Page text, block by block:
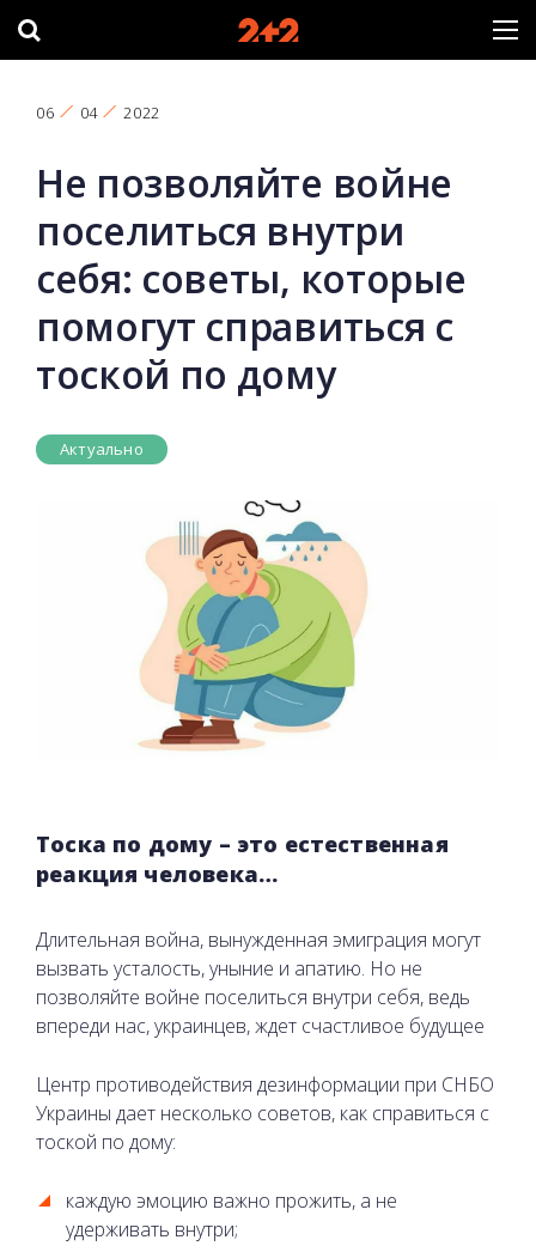
06 04 2022
Не позволяйте войне
поселиться внутри
себя: советы, которые
помогут справиться с
тоской по дому
Актуально
Тоска по дому – это естественная
реакция человека…
Длительная война, вынужденная эмиграция могут
вызвать усталость, уныние и апатию. Но не
позволяйте войне поселиться внутри себя, ведь
впереди нас, украинцев, ждет счастливое будущее
Центр противодействия дезинформации при СНБО
Украины дает несколько советов, как справиться с
тоской по дому:
каждую эмоцию важно прожить, а не
удерживать внутри;